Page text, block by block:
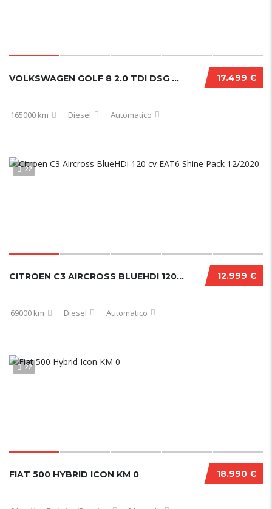
17.499 €
VOLKSWAGEN GOLF 8 2.0 TDI DSG STYLE 10/2022
165000 km Diesel Automatico
22
12.999 €
CITROEN C3 AIRCROSS BLUEHDI 120 CV EAT6 SHINE PACK 12/2020
69000 km Diesel Automatico
22
18.990 €
FIAT 500 HYBRID ICON KM 0